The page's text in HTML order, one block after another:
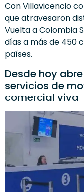
Con Villavicencio
que atravesaron
Vuelta a Colombia
días a más de 450
países.
Desde hoy
servicios de
comercial viva